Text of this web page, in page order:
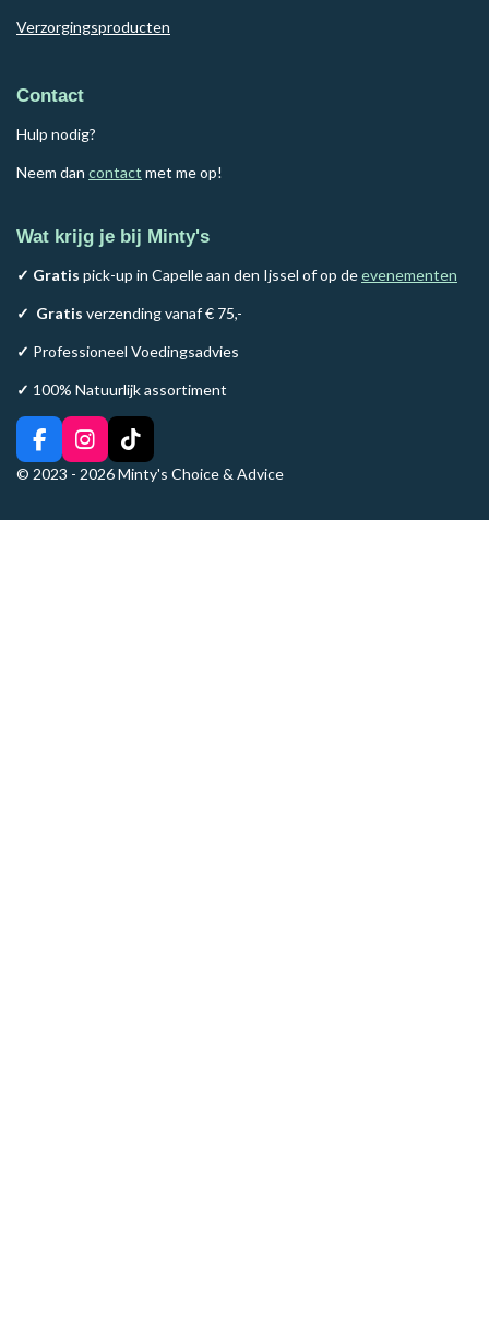
Verzorgingsproducten
Contact
Hulp nodig?
Neem dan contact met me op!
Wat krijg je bij Minty's
✓ Gratis pick-up in Capelle aan den Ijssel of op deevenementen
✓ Gratis verzending vanaf € 75,-
✓ Professioneel Voedingsadvies
✓ 100% Natuurlijk assortiment
F
a
I
n
T
i
© 2023 - 2026 Minty's Choice & Advice